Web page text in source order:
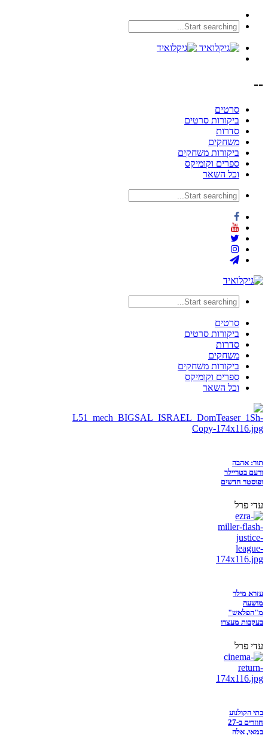
--
סרטים
ביקורות סרטים
סדרות
משחקים
ביקורות משחקים
ספרים וקומיקס
וכל השאר
סרטים
ביקורות סרטים
סדרות
משחקים
ביקורות משחקים
ספרים וקומיקס
וכל השאר
תור: אהבה
ורעם בטריילר
ופוסטר חדשים
עדי פרל
עזרא מילר
מושעה
מ"הפלאש"
בעקבות מעצרו
עדי פרל
בתי הקולנוע
חוזרים ב-27
במאי, אלה